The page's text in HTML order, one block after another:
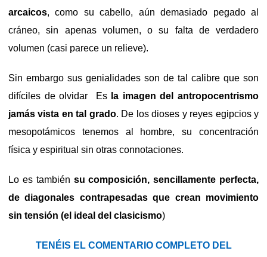
arcaicos, como su cabello, aún demasiado pegado al
cráneo, sin apenas volumen, o su falta de verdadero
volumen (casi parece un relieve).
Sin embargo sus genialidades son de tal calibre que son
difíciles de olvidar
Es la imagen del antropocentrismo
jamás vista en tal grado. De los dioses y reyes egipcios y
mesopotámicos tenemos al hombre, su concentración
física y espiritual sin otras connotaciones.
Lo es también su composición, sencillamente perfecta,
de diagonales contrapesadas que crean movimiento
sin tensión (el ideal del clasicismo)
TENÉIS EL COMENTARIO COMPLETO DEL